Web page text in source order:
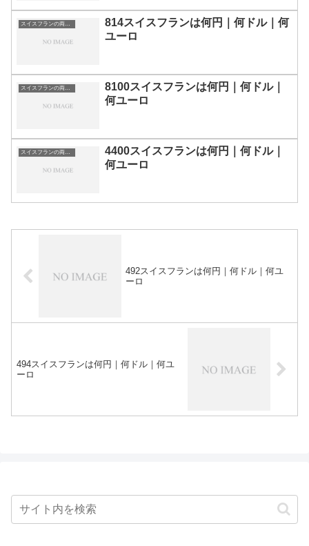
スイスフランの両替目安
814スイスフランは何円｜何ドル｜何
ユーロ
スイスフランの両替目安
8100スイスフランは何円｜何ドル｜
何ユーロ
スイスフランの両替目安
4400スイスフランは何円｜何ドル｜
何ユーロ
492スイスフランは何円｜何ドル｜何ユ
ーロ
494スイスフランは何円｜何ドル｜何ユ
ーロ